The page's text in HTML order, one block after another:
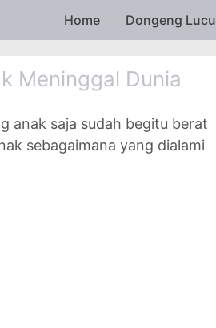
Skip to main content
Home Dongeng Lucu
Meninggal Dunia
anak saja sudah begitu berat
sebagaimana yang dialami